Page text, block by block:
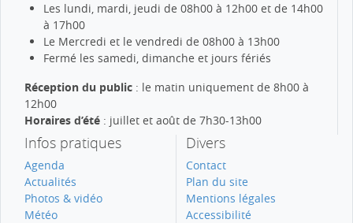
Les lundi, mardi, jeudi de 08h00 à 12h00 et de 14h00
à 17h00
Le Mercredi et le vendredi de 08h00 à 13h00
Fermé les samedi, dimanche et jours fériés
Réception du public : le matin uniquement de 8h00 à
12h00
Horaires d’été : juillet et août de 7h30-13h00
Infos pratiques
Agenda
Actualités
Photos & vidéo
Météo
Divers
Contact
Plan du site
Mentions légales
Accessibilité